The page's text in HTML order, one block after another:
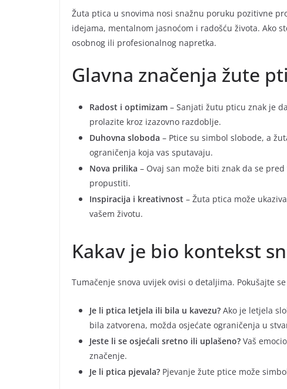
Žuta ptica u snovima nosi snažnu poruku pozitivne
idejama, mentalnom jasnoćom i radošću života. Ako
osobnog ili profesionalnog napretka.
Glavna značenja žute
Radost i optimizam – Sanjati žutu pticu znak je
prolazite kroz izazovno razdoblje.
Duhovna sloboda – Ptice su simbol slobode, a
ograničenja koja vas sputavaju.
Nova prilika – Ovaj san može biti znak da se
propustiti.
Inspiracija i kreativnost – Žuta ptica može
vašem životu.
Kakav je bio kontekst
Tumačenje snova uvijek ovisi o detaljima. Pokušajte
Je li ptica letjela ili bila u kavezu? Ako je letjela
bila zatvorena, možda osjećate ograničenja u
Jeste li se osjećali sretno ili uplašeno? Vaš
značenje.
Je li ptica pjevala? Pjevanje žute ptice može